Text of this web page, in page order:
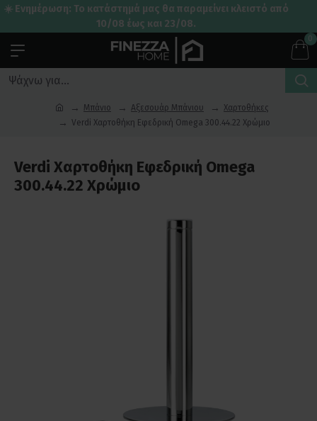
☀️ Ενημέρωση: Το κατάστημά μας θα παραμείνει κλειστό από
10/08 έως και 23/08.
0
Μπάνιο Αξεσουάρ Μπάνιου
Χαρτοθήκες
Verdi Χαρτοθήκη Εφεδρική Omega 300.44.22 Χρώμιο
Verdi Χαρτοθήκη Εφεδρική Omega
300.44.22 Χρώμιο